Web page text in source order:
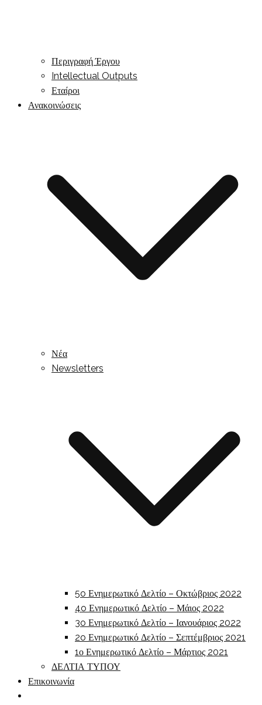
Περιγραφή Έργου
Intellectual Outputs
Εταίροι
Ανακοινώσεις
Νέα
Newsletters
5o Ενημερωτικό Δελτίο – Οκτώβριος 2022
4o Ενημερωτικό Δελτίο – Μάιος 2022
3o Ενημερωτικό Δελτίο – Ιανουάριος 2022
2o Ενημερωτικό Δελτίο – Σεπτέμβριος 2021
1ο Ενημερωτικό Δελτίο – Μάρτιος 2021
ΔΕΛΤΙΑ ΤΥΠΟΥ
Επικοινωνία